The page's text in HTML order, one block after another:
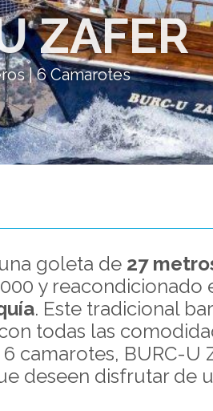
ZAFER
| 6 Camarotes
goleta de 27
y reacondicionado
. Este tradicional
todas las
camarotes, BURC-U
deseen disfrutar de